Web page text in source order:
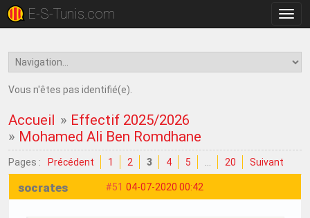
la
E-S-Tunis.com
Vous n'êtes pas identifié(e).
Accueil » Effectif 2025/2026
» Mohamed Ali Ben Romdhane
Pages : Précédent 1 2 3 4 5 20 Suivant
#51 04-07-2020 00:42
socrates